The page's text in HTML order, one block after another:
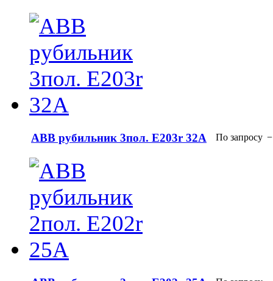
АВВ рубильник 3пол. E203r 32A По запросу −